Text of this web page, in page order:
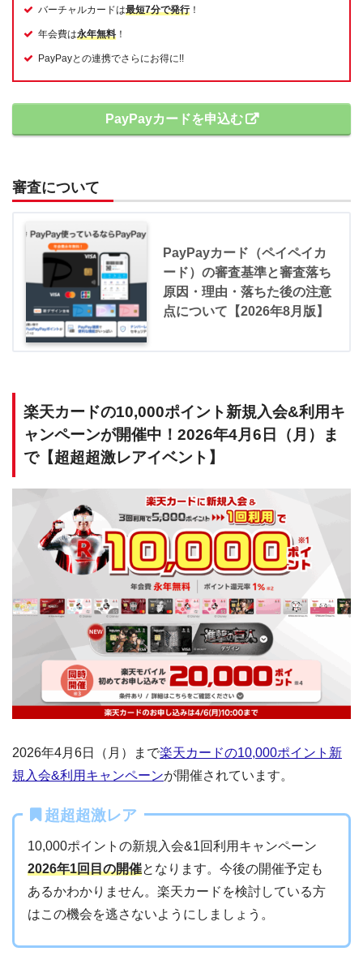
バーチャルカードは最短7分で発行！
年会費は永年無料 ！
PayPayとの連携でさらにお得に!!
PayPayカードを申込む
審査について
PayPayカード（ペイペイカ
ード）の審査基準と審査落ち
原因・理由・落ちた後の注意
点について【2026年8月版】
楽天カードの10,000ポイント新規入会&利用キ
ャンペーンが開催中！2026年4月6日（月）ま
で【超超超激レアイベント】
2026年4月6日（月）まで楽天カードの10,000ポイント新
規入会&利用キャンペーンが開催されています。
超超超激レア
10,000ポイントの新規入会&1回利用キャンペーン
2026年1回目の開催となります。今後の開催予定も
あるかわかりません。楽天カードを検討している方
はこの機会を逃さないようにしましょう。